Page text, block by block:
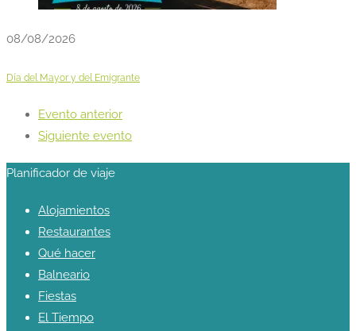
08/08/2026
Día del Mayor y del Emigrante
Evento anterior
Siguiente evento
Planificador de viaje
Alojamientos
Restaurantes
Qué hacer
Balneario
Fiestas
El Tiempo